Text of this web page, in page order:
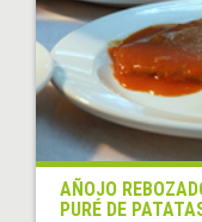
AÑOJO
PURÉ DE